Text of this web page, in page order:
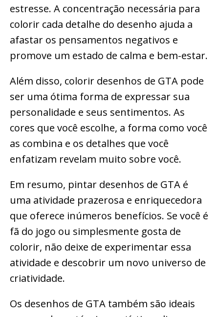
estresse. A concentração necessária para
colorir cada detalhe do desenho ajuda a
afastar os pensamentos negativos e
promove um estado de calma e bem-estar.
Além disso, colorir desenhos de GTA pode
ser uma ótima forma de expressar sua
personalidade e seus sentimentos. As
cores que você escolhe, a forma como você
as combina e os detalhes que você
enfatizam revelam muito sobre você.
Em resumo, pintar desenhos de GTA é
uma atividade prazerosa e enriquecedora
que oferece inúmeros benefícios. Se você é
fã do jogo ou simplesmente gosta de
colorir, não deixe de experimentar essa
atividade e descobrir um novo universo de
criatividade.
Os desenhos de GTA também são ideais